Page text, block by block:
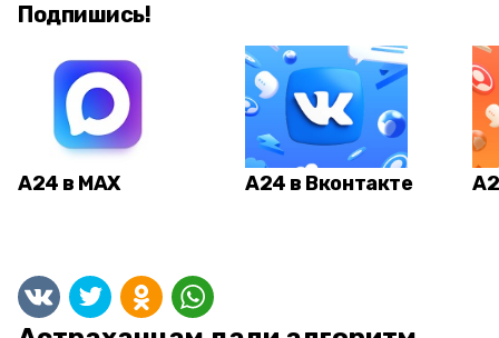
Подпишись!
А24 в MAX А24 в Вконтакте